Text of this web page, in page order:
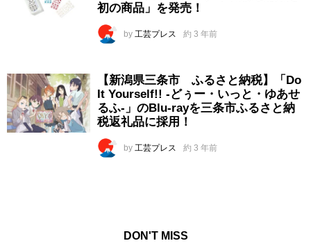
初の商品」を発売！
by 工芸プレス 約 3 年前
【新潟県三条市 ふるさと納税】「Do
It Yourself!! -どぅー・いっと・ゆあせ
るふ-」のBlu-rayを三条市ふるさと納
税返礼品に採用！
by 工芸プレス 約 3 年前
DON'T MISS